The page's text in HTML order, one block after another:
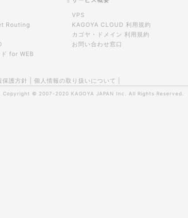
Routing
for WEB
VPS
KAGOYA CLOUD 利用規約
カゴヤ・ドメイン 利用規約
お問い合わせ窓口
保護方針 個人情報の取り扱いについて
Copyright © 2007-2020 KAGOYA JAPAN Inc. All Rights Reserved.